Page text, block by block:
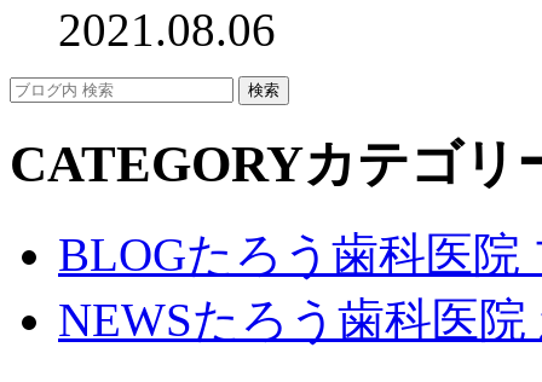
2021.08.06
CATEGORYカテゴリ
BLOGたろう歯科医院
NEWSたろう歯科医院